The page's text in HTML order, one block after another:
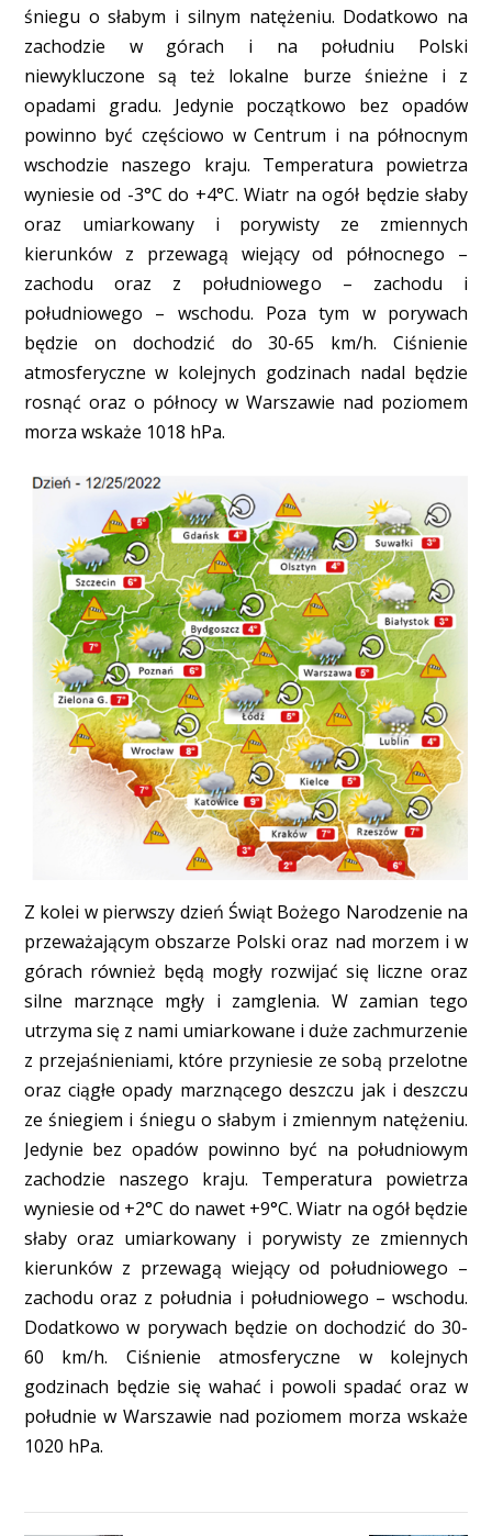
śniegu o słabym i silnym natężeniu. Dodatkowo na
zachodzie w górach i na południu Polski
niewykluczone są też lokalne burze śnieżne i z
opadami gradu. Jedynie początkowo bez opadów
powinno być częściowo w Centrum i na północnym
wschodzie naszego kraju. Temperatura powietrza
wyniesie od -3°C do +4°C. Wiatr na ogół będzie słaby
oraz umiarkowany i porywisty ze zmiennych
kierunków z przewagą wiejący od północnego –
zachodu oraz z południowego – zachodu i
południowego – wschodu. Poza tym w porywach
będzie on dochodzić do 30-65 km/h. Ciśnienie
atmosferyczne w kolejnych godzinach nadal będzie
rosnąć oraz o północy w Warszawie nad poziomem
morza wskaże 1018 hPa.
Z kolei w pierwszy dzień Świąt Bożego Narodzenie na
przeważającym obszarze Polski oraz nad morzem i w
górach również będą mogły rozwijać się liczne oraz
silne marznące mgły i zamglenia. W zamian tego
utrzyma się z nami umiarkowane i duże zachmurzenie
z przejaśnieniami, które przyniesie ze sobą przelotne
oraz ciągłe opady marznącego deszczu jak i deszczu
ze śniegiem i śniegu o słabym i zmiennym natężeniu.
Jedynie bez opadów powinno być na południowym
zachodzie naszego kraju. Temperatura powietrza
wyniesie od +2°C do nawet +9°C. Wiatr na ogół będzie
słaby oraz umiarkowany i porywisty ze zmiennych
kierunków z przewagą wiejący od południowego –
zachodu oraz z południa i południowego – wschodu.
Dodatkowo w porywach będzie on dochodzić do 30-
60 km/h. Ciśnienie atmosferyczne w kolejnych
godzinach będzie się wahać i powoli spadać oraz w
południe w Warszawie nad poziomem morza wskaże
1020 hPa.